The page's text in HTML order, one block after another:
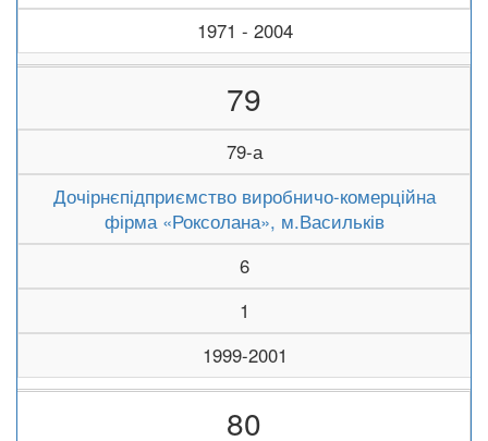
1971 - 2004
79
79-а
Дочірнєпідприємство виробничо-комерційна
фірма «Роксолана», м.Васильків
6
1
1999-2001
80